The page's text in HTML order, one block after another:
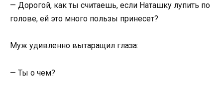
— Дорогой, как ты считаешь, если Наташку лупить по
голове, ей это много пользы принесет?
Муж удивленно вытаращил глаза:
— Ты о чем?